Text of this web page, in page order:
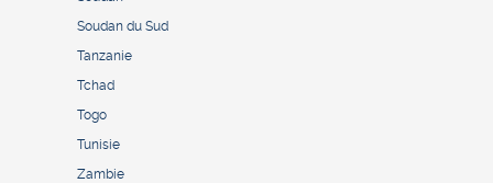
Soudan du Sud
Tanzanie
Tchad
Togo
Tunisie
Zambie